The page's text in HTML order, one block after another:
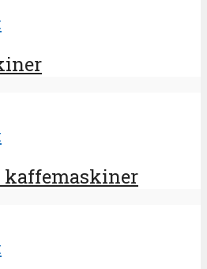
kaffemaskiner